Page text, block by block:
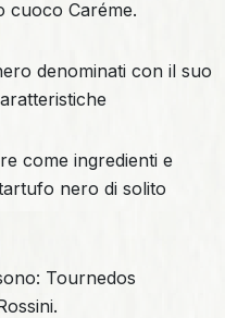
cuoco Caréme.
denominati con il suo
come ingredienti e
nero di solito
Tournedos